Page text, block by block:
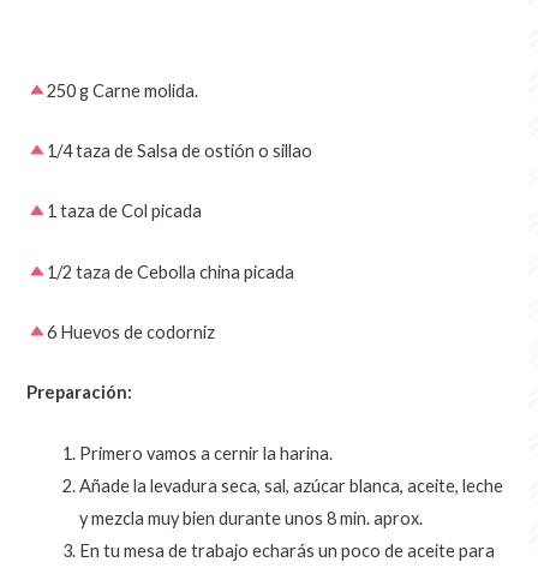
250 g Carne molida.
1/4 taza de Salsa de ostión o sillao
1 taza de Col picada
1/2 taza de Cebolla china picada
6 Huevos de codorniz
Preparación:
Primero vamos a cernir la harina.
Añade la levadura seca, sal, azúcar blanca, aceite, leche
y mezcla muy bien durante unos 8 min. aprox.
En tu mesa de trabajo echarás un poco de aceite para